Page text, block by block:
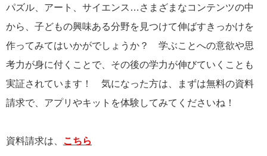
パズル、アート、サイエンス…さまざまなコンテンツの中
から、子どもの興味ある分野を見つけて伸ばすきっかけを
作ってみてはいかがでしょうか？ 学ぶことへの意欲や思
考力が身に付くことで、その後の学力が伸びていくことも
実証されています！ 気になった方は、まずは無料の資料
請求で、アプリやキットを体験してみてくださいね！
資料請求は、 こちら